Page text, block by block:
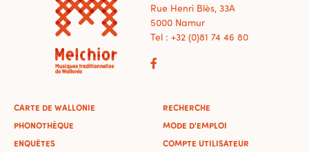
Rue Henri Blès, 33A
5000 Namur
Tel : +32 (0)81 74 46 80
CARTE DE WALLONIE
PHONOTHÈQUE
ENQUÊTES
RECHERCHE
MODE D'EMPLOI
COMPTE UTILISATEUR